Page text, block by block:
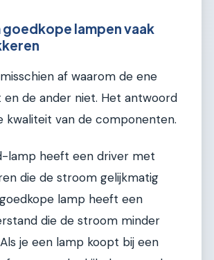
goedkope lampen vaak
af waarom de ene
en de ander niet. Het antwoord
kwaliteit van de componenten.
lamp heeft een driver met
die de stroom gelijkmatig
lamp heeft een
die de stroom minder
je een lamp koopt bij een